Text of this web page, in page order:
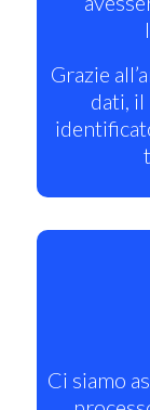
Grazie
dati,
Ci siamo